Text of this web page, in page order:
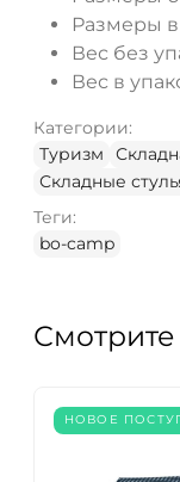
Размеры в
Вес без
Вес в
Категории:
Туризм
Складные
Теги:
bo-camp
НОВОЕ